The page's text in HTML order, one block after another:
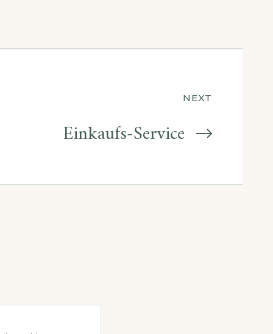
NEXT
Einkaufs-Service